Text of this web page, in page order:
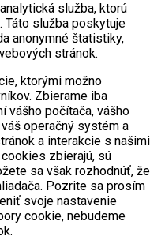
služba, ktorú
služba poskytuje
anonymné štatistiky,
stránok.
ktorými možno
Zbierame iba
vášho počítača, vášho
operačný systém a
a interakcie s našimi
zbierajú, sú
sa však rozhodnúť, že
Pozrite sa prosím
svoje nastavenie
cookie, nebudeme